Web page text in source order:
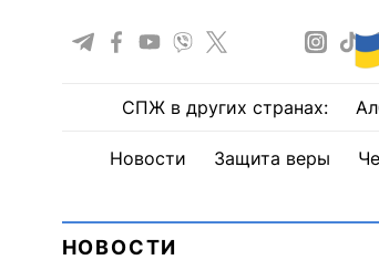
СПЖ в других странах:
Новости Защита веры
НОВОСТИ